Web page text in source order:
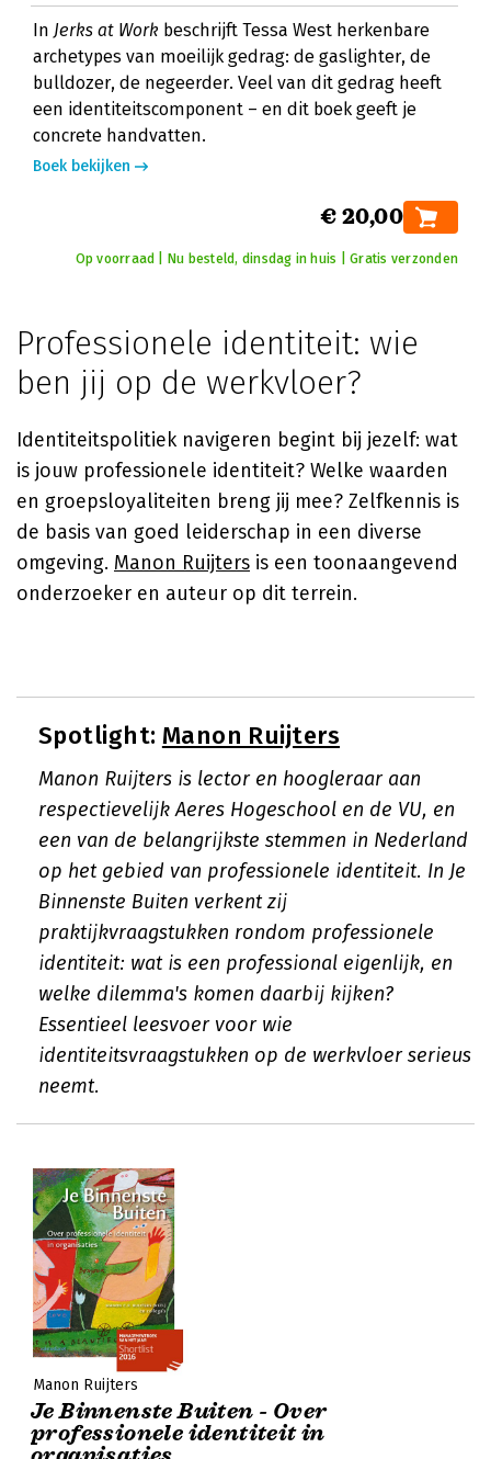
In Jerks at Work beschrijft Tessa West herkenbare
archetypes van moeilijk gedrag: de gaslighter, de
bulldozer, de negeerder. Veel van dit gedrag heeft
een identiteitscomponent – en dit boek geeft je
concrete handvatten.
Boek bekijken
€ 20,00
Op voorraad | Nu besteld, dinsdag in huis | Gratis verzonden
Professionele identiteit: wie
ben jij op de werkvloer?
Identiteitspolitiek navigeren begint bij jezelf: wat
is jouw professionele identiteit? Welke waarden
en groepsloyaliteiten breng jij mee? Zelfkennis is
de basis van goed leiderschap in een diverse
omgeving. Manon Ruijters is een toonaangevend
onderzoeker en auteur op dit terrein.
Spotlight: Manon Ruijters
Manon Ruijters is lector en hoogleraar aan
respectievelijk Aeres Hogeschool en de VU, en
een van de belangrijkste stemmen in Nederland
op het gebied van professionele identiteit. In Je
Binnenste Buiten verkent zij
praktijkvraagstukken rondom professionele
identiteit: wat is een professional eigenlijk, en
welke dilemma's komen daarbij kijken?
Essentieel leesvoer voor wie
identiteitsvraagstukken op de werkvloer serieus
neemt.
Manon Ruijters
Je Binnenste Buiten - Over
professionele identiteit in